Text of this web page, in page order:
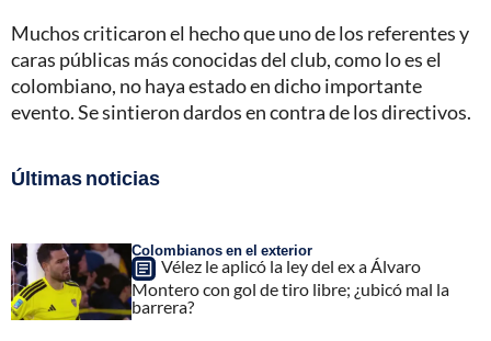
Muchos criticaron el hecho que uno de los referentes y
caras públicas más conocidas del club, como lo es el
colombiano, no haya estado en dicho importante
evento. Se sintieron dardos en contra de los directivos.
Últimas noticias
Colombianos en el exterior
Vélez le aplicó la ley del ex a Álvaro
Montero con gol de tiro libre; ¿ubicó mal la
barrera?